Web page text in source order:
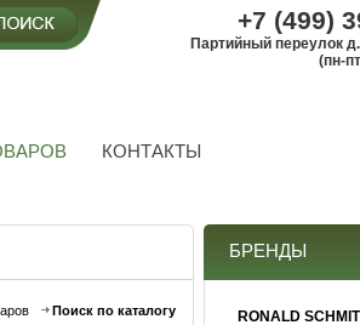
КОНТАКТЫ
+7 (499)
Партийный переулок
(пн-
Поиск по каталогу
БРЕНДЫ
RONALD